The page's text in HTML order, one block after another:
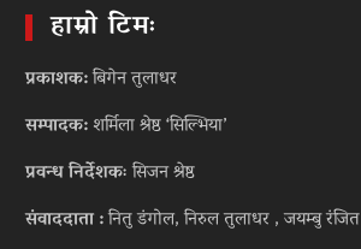
हाम्रो टिमः
प्रकाशक:बिगेन तुलाधर
सम्पादक:शर्मिला श्रेष्ठ ‘सिल्भिया’
प्रवन्ध निर्देशकःसिजन श्रेष्ठ
संवाददाता :नितु डंगोल, निरुल तुलाधर , जयम्बु रंजित